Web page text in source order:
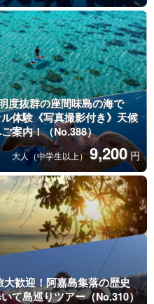
度抜群の座間味島の海で
体験《写真撮影付き》天候
案内！（No.388）
大人（中学生以上）9,200 円
歓迎！阿嘉島集落の歴史
て島巡りツアー（No.310）